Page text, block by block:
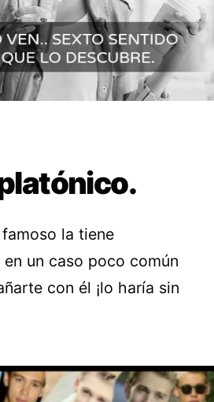
la tiene
un caso poco común
con él ¡lo haría sin